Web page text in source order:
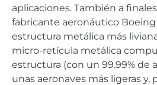
aplicaciones. También a finales
fabricante aeronáutico
estructura metálica más
micro-retícula metálica
estructura (con un 99.99% de
unas aeronaves más ligeras y,